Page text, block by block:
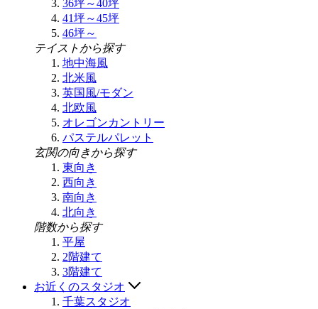
36坪～40坪
41坪～45坪
46坪～
テイストから探す
地中海風
北米風
英国風/モダン
北欧風
オレゴンカントリー
パステルパレット
玄関の向きから探す
東向き
西向き
南向き
北向き
階数から探す
平屋
2階建て
3階建て
お近くのスタジオ
千葉スタジオ